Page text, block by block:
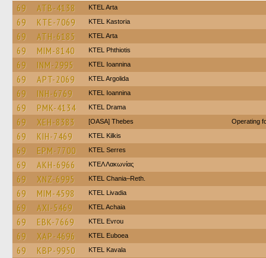
69 ATB-4138 KTEL Arta
69 KTE-7069 KTEL Kastoria
69 ATH-6185 KTEL Arta
69 MIM-8140 ΚΤΕL Phthiotis
69 INM-2995 KTEL Ioannina
69 APT-2069 KTEL Argolida
69 INH-6769 KTEL Ioannina
69 PMK-4134 KTEL Drama
69 XEH-8383 [OASA] Thebes Operating
69 KIH-7469 KTEL Kilkis
69 EPM-7700 KTEL Serres
69 AKH-6966 ΚΤΕΛ Λακωνίας
69 XNZ-6995 KTEL Chania–Reth.
69 MIM-4598 KTEL Livadia
69 AXI-5469 KTEL Achaia
69 EBK-7669 KTEL Evrou
69 XAP-4696 ΚΤΕL Euboea
69 KBP-9950 KTEL Kavala